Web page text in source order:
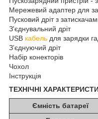
Мережевий адаптер для
Пусковий дріт з
З'єднувальний дріт
USB кабель для зарядки
З’єднуючий дріт
Набір конекторів
Чохол
Інструкція
ТЕХНІЧНІ
Ємність батареї